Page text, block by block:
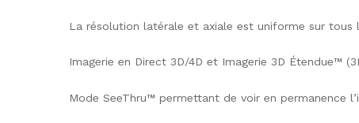
La résolution latérale et axiale est uniforme sur tous
Imagerie en Direct 3D/4D et Imagerie 3D Étendue™
Mode SeeThru™ permettant de voir en permanence